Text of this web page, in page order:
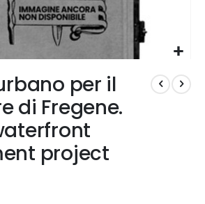
per il
di Fregene.
project